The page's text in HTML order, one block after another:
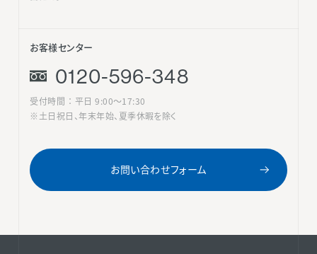
お客様センター
0120-596-348
受付時間 ： 平日 9:00〜17:30
※土日祝日、年末年始、夏季休暇を除く
お問い合わせフォーム